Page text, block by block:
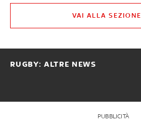
VAI ALLA SEZIONE
RUGBY: ALTRE NEWS
PUBBLICITÀ